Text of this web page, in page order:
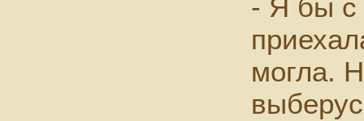
- Я бы с
могла.